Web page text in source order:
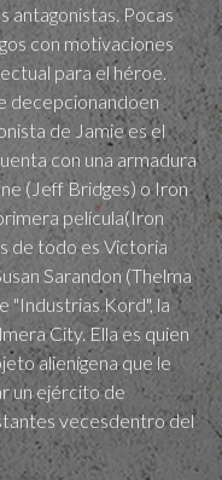
antagonistas. Pocas
con motivaciones
para el héroe.
decepcionandoen
de Jamie es el
con una armadura
(Jeff Bridges) o Iron
película(Iron
de todo es Victoria
Sarandon (Thelma
"Industrias Kord", la
City. Ella es quien
alienígena que le
un ejército de
vecesdentro del